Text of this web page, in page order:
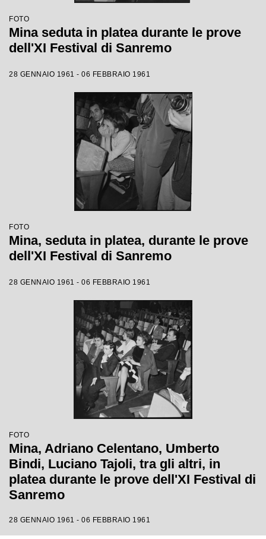
FOTO
Mina seduta in platea durante le prove
dell'XI Festival di Sanremo
28 GENNAIO 1961 - 06 FEBBRAIO 1961
FOTO
Mina, seduta in platea, durante le prove
dell'XI Festival di Sanremo
28 GENNAIO 1961 - 06 FEBBRAIO 1961
FOTO
Mina, Adriano Celentano, Umberto
Bindi, Luciano Tajoli, tra gli altri, in
platea durante le prove dell'XI Festival di
Sanremo
28 GENNAIO 1961 - 06 FEBBRAIO 1961